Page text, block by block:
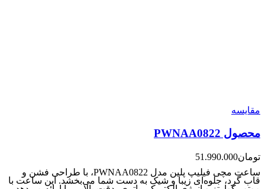
مقایسه
محصول PWNAA0822
تومان51.990.000
ساعت مچی فیلیپ پلین مدل PWNAA0822، با طراحی فشن و
قاب گرد، جلوه‌ای زیبا و شیک به دست شما می‌بخشد. این ساعت با